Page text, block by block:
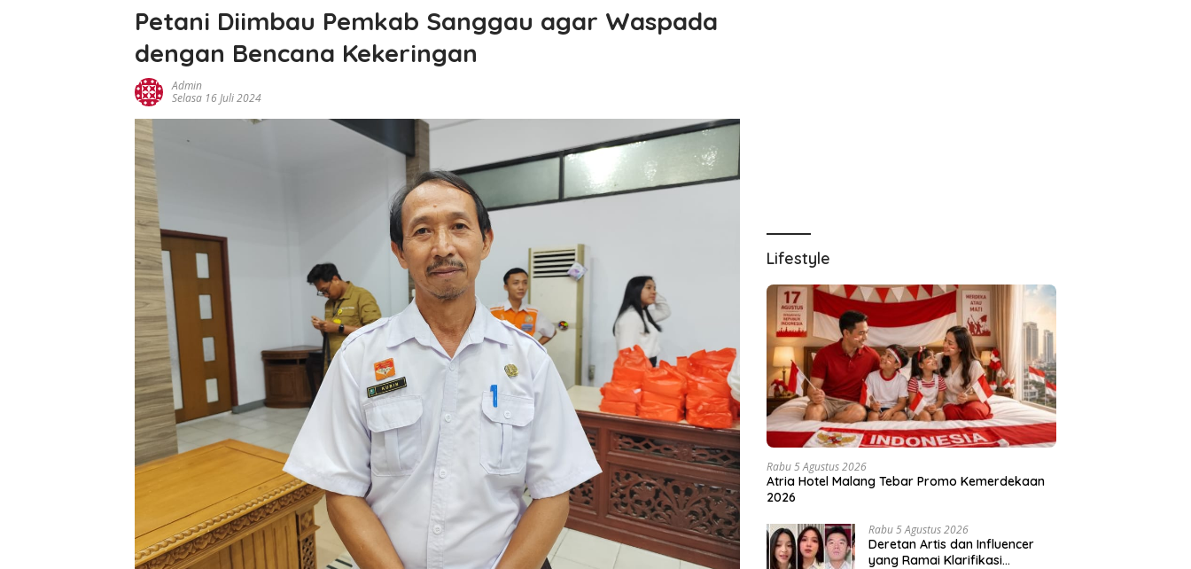
Petani Diimbau Pemkab Sanggau agar Waspada
dengan Bencana Kekeringan
Admin
Selasa 16 Juli 2024
Lifestyle
Rabu 5 Agustus 2026
Atria Hotel Malang Tebar Promo Kemerdekaan
2026
Rabu 5 Agustus 2026
Deretan Artis dan Influencer
yang Ramai Klarifikasi